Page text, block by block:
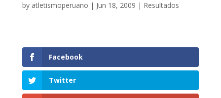
by atletismoperuano | Jun 18, 2009 | Resultados
Facebook
Twitter